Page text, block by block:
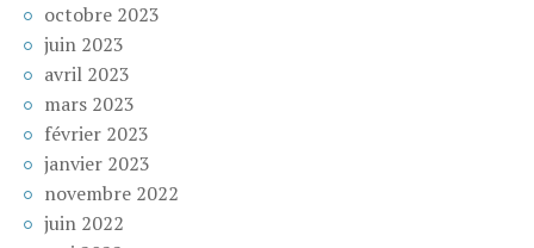
octobre 2023
juin 2023
avril 2023
mars 2023
février 2023
janvier 2023
novembre 2022
juin 2022